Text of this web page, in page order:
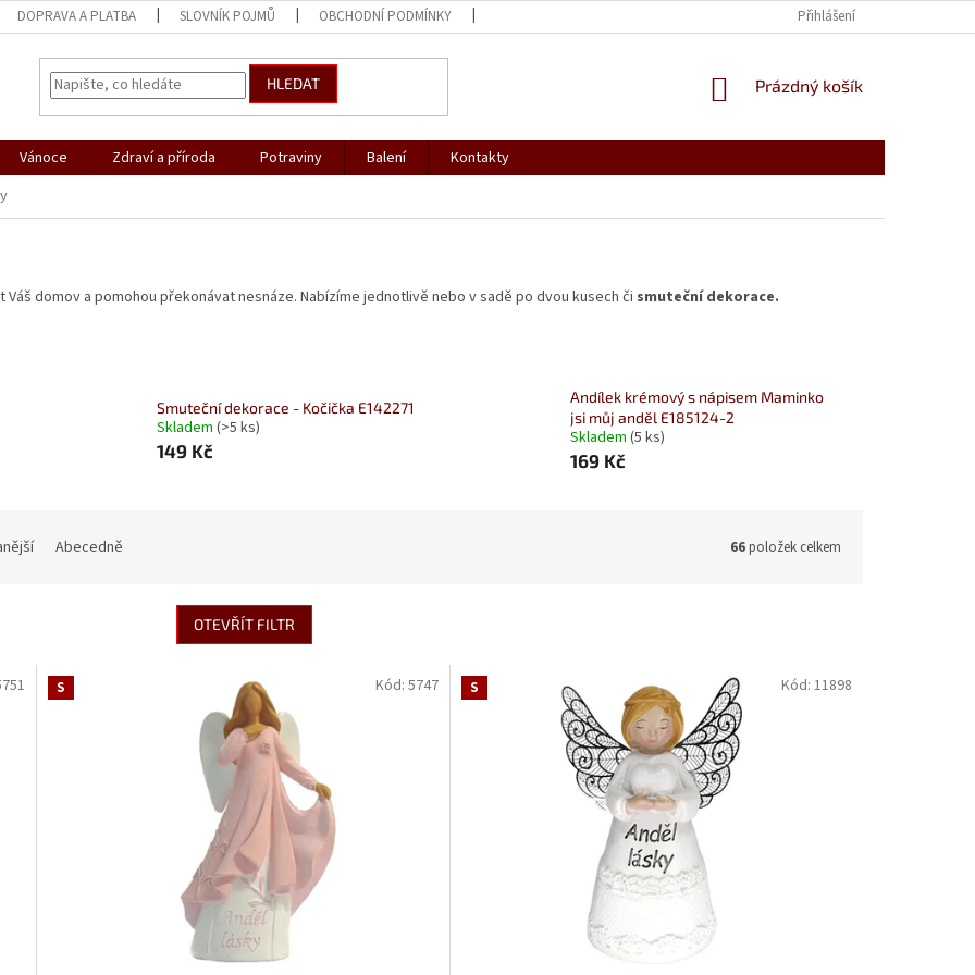
DOPRAVA A PLATBA SLOVNÍK POJMŮ OBCHODNÍ PODMÍNKY VRÁCENÍ, VÝMĚNA A
Přihlášení
HLEDAT
NÁKUPNÍ
Prázdný košík
Vánoce Zdraví a příroda Potraviny Balení
Kontakty
domov a pomohou překonávat nesnáze. Nabízíme jednotlivě nebo v sadě po dvou kusech či smuteční dekorace.
Smuteční dekorace - Kočička E142271
Skladem(>5 ks)
149 Kč
Andílek krémový s nápisem Maminko
jsi můj anděl E185124-2
Skladem (5 ks)
169 Kč
Abecedně 66položek celkem
OTEVŘÍT FILTR
S Kód: 5747 S Kód: 11898